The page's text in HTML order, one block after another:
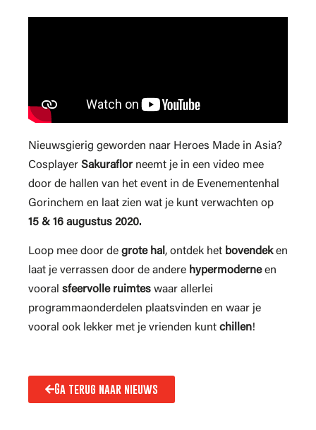
Nieuwsgierig geworden naar Heroes Made in Asia?
Cosplayer Sakuraflor neemt je in een video mee
door de hallen van het event in de Evenementenhal
Gorinchem en laat zien wat je kunt verwachten op
15 & 16 augustus 2020.
Loop mee door de grote hal , ontdek het bovendeken
laat je verrassen door de andere hypermoderneen
vooral sfeervolle ruimtes waar allerlei
programmaonderdelen plaatsvinden en waar je
vooral ook lekker met je vrienden kunt chillen!
Ga terug naar nieuws